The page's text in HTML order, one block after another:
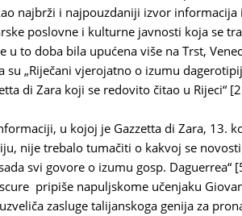
najbrži i najpouzdaniji izvor informacija
poslovne i kulturne javnosti koja se
u to doba bila upućena više na Trst,
su „Riječani vjerojatno o izumu
di Zara koji se redovito čitao u Rijeci“
u kojoj je Gazzetta di Zara, 13.
nije trebalo tumačiti o kakvoj se
svi govore o izumu gosp. Daguerrea“
pripiše napuljskome učenjaku
zasluge talijanskoga genija za